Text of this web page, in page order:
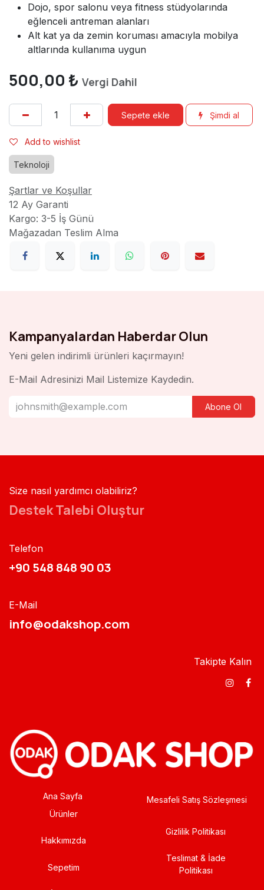
Dojo, spor salonu veya fitness stüdyolarında
eğlenceli antreman alanları
Alt kat ya da zemin koruması amacıyla mobilya
altlarında kullanıma uygun
500,00 ₺ Vergi Dahil
Sepete ekle Şimdi al
Add to wishlist
Teknoloji
Şartlar ve Koşullar
12 Ay Garanti
Kargo: 3-5 İş Günü
Mağazadan Teslim Alma
Kampanyalardan Haberdar Olun
Yeni gelen indirimli ürünleri kaçırmayın!
E-Mail Adresinizi Mail Listemize Kaydedin.
Abone Ol
Size nasıl yardımcı olabiliriz?
Destek Talebi Oluştur
Telefon
+90 548 848 90 03​​
E-Mail
info@odakshop.com​
Takipte Kalın
Ana Sayfa
Ürünler
Hakkımızda
Sepetim
Mesafeli Satış Sözleşmesi
Gizlilik Politikası
Teslimat & İade
Politikası